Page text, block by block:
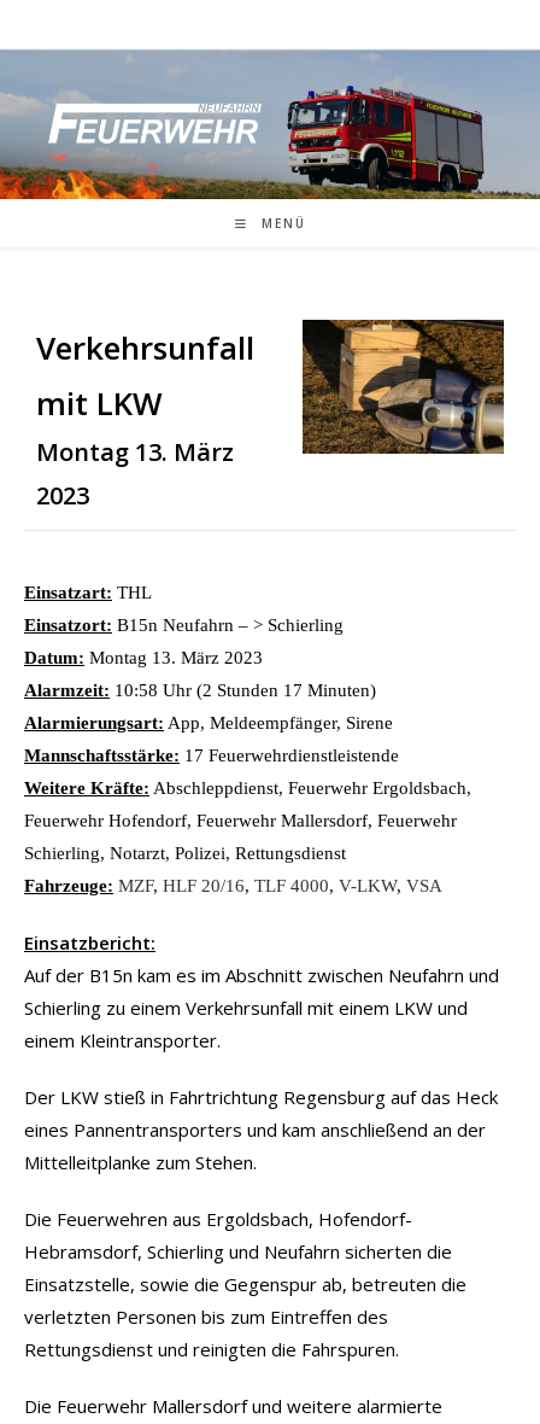
Inhalt
MENÜ
Verkehrsunfall
mit LKW
Montag 13. März
2023
Einsatzart: THL
Einsatzort: B15n Neufahrn – > Schierling
Datum: Montag 13. März 2023
Alarmzeit: 10:58 Uhr (2 Stunden 17 Minuten)
Alarmierungsart: App, Meldeempfänger, Sirene
Mannschaftsstärke: 17 Feuerwehrdienstleistende
Weitere Kräfte: Abschleppdienst, Feuerwehr Ergoldsbach,
Feuerwehr Hofendorf, Feuerwehr Mallersdorf, Feuerwehr
Schierling, Notarzt, Polizei, Rettungsdienst
Fahrzeuge: MZF, HLF 20/16, TLF 4000, V-LKW, VSA
Einsatzbericht:
Auf der B15n kam es im Abschnitt zwischen Neufahrn und
Schierling zu einem Verkehrsunfall mit einem LKW und
einem Kleintransporter.
Der LKW stieß in Fahrtrichtung Regensburg auf das Heck
eines Pannentransporters und kam anschließend an der
Mittelleitplanke zum Stehen.
Die Feuerwehren aus Ergoldsbach, Hofendorf-
Hebramsdorf, Schierling und Neufahrn sicherten die
Einsatzstelle, sowie die Gegenspur ab, betreuten die
verletzten Personen bis zum Eintreffen des
Rettungsdienst und reinigten die Fahrspuren.
Die Feuerwehr Mallersdorf und weitere alarmierte